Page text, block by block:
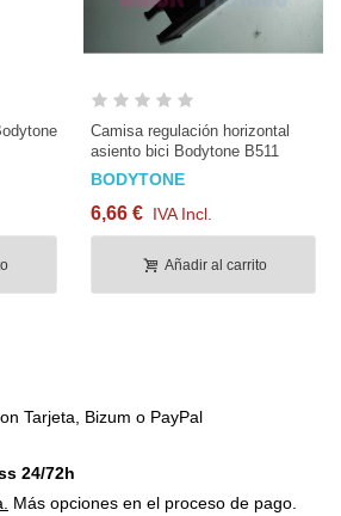
Camisa regulación horizontal
asiento bici Bodytone B511
BODYTONE
6,66 € IVA Incl.
Añadir al carrito
Tarjeta, Bizum o PayPal
24/72h
Más opciones en el proceso de pago.